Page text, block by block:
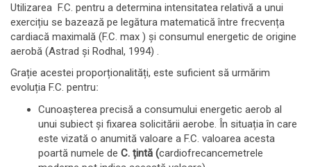
Utilizarea F.C. pentru a determina intensitatea relativă a unui
exercițiu se bazează pe legătura matematică între frecvența
cardiacă maximală (F.C. max ) și consumul energetic de origine
aerobă (Astrad și Rodhal, 1994) .
Grație acestei proporționalități, este suficient să urmărim
evoluția F.C. pentruː
Cunoașterea precisă a consumului energetic aerob al
unui subiect și fixarea solicitării aerobe. În situația în care
este vizată o anumită valoare a F.C. valoarea acesta
poartă numele de C. țintă (cardiofrecancemetrele